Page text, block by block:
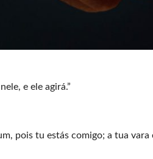
e ele agirá.”
pois tu estás comigo; a tua vara